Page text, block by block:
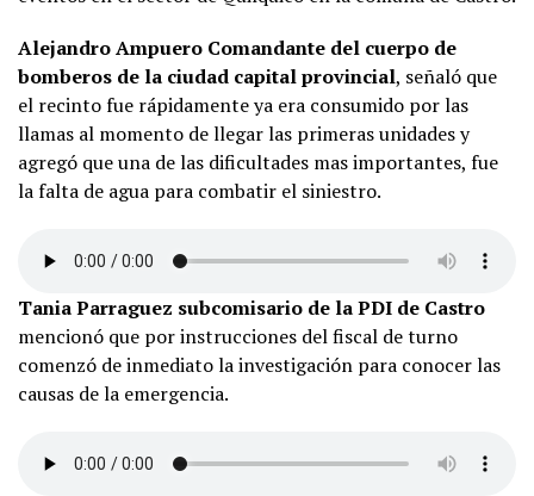
Alejandro Ampuero Comandante del cuerpo de
bomberos de la ciudad capital provincial, señaló que
el recinto fue rápidamente ya era consumido por las
llamas al momento de llegar las primeras unidades y
agregó que una de las dificultades mas importantes, fue
la falta de agua para combatir el siniestro.
Tania Parraguez subcomisario de la PDI de Castro
mencionó que por instrucciones del fiscal de turno
comenzó de inmediato la investigación para conocer las
causas de la emergencia.